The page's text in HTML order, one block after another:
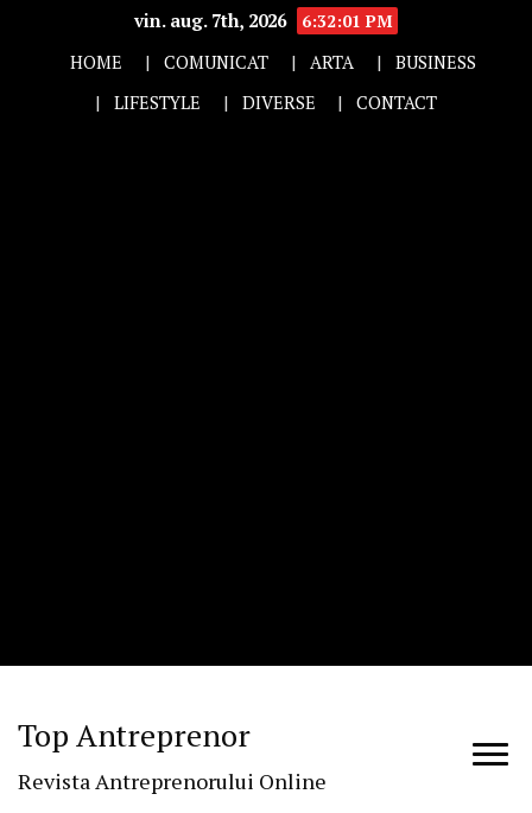
vin. aug. 7th, 2026
6:32:01 PM
HOME
COMUNICAT ARTA
BUSINESS
LIFESTYLE
DIVERSE CONTACT
Top Antreprenor
Revista Antreprenorului Online